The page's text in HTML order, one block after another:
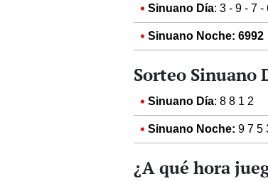
Sinuano Día: 3 - 9 - 7
Sinuano Noche: 6992
Sorteo Sinuano
Sinuano Día: 8 8 1 2
Sinuano Noche: 9 7 5
¿A qué hora